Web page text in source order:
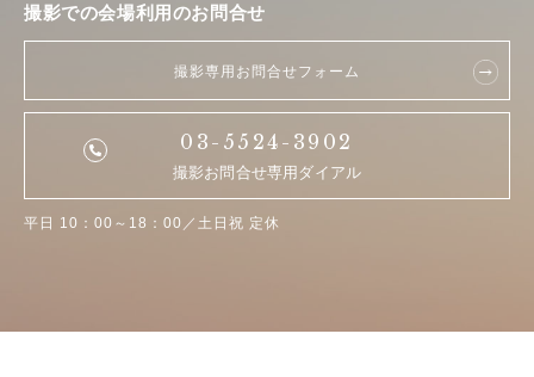
撮影での会場利用のお問合せ
撮影専用お問合せフォーム
03-5524-3902
撮影お問合せ専用ダイアル
平日 10：00～18：00／土日祝 定休